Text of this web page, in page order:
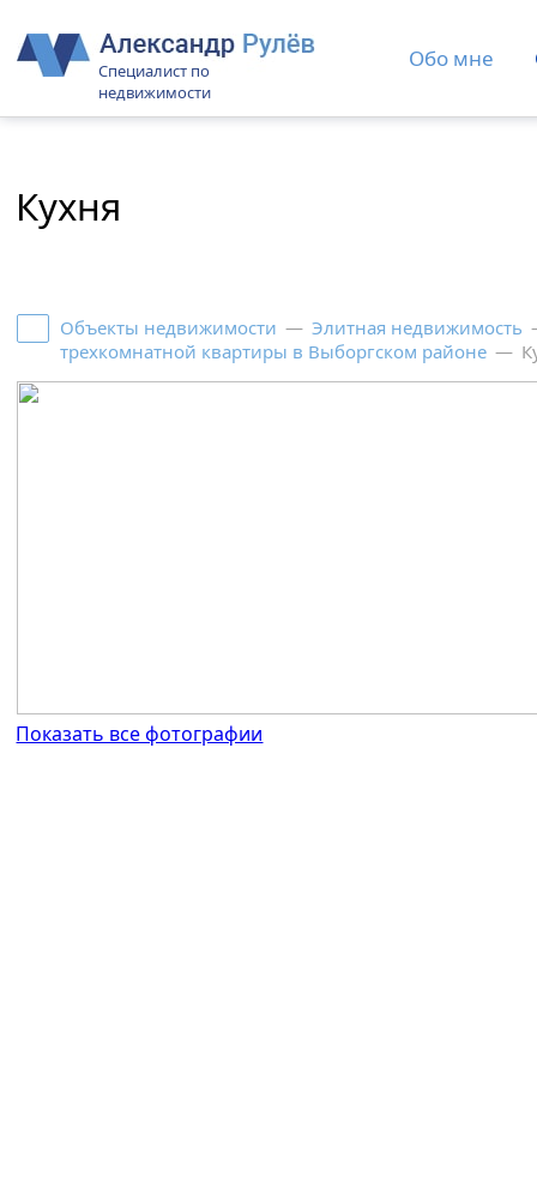
Специалист по
недвижимости
Обо мне
Кухня
Объекты недвижимости — Элитная недвижимость
трехкомнатной квартиры в Выборгском районе —
Показать все фотографии